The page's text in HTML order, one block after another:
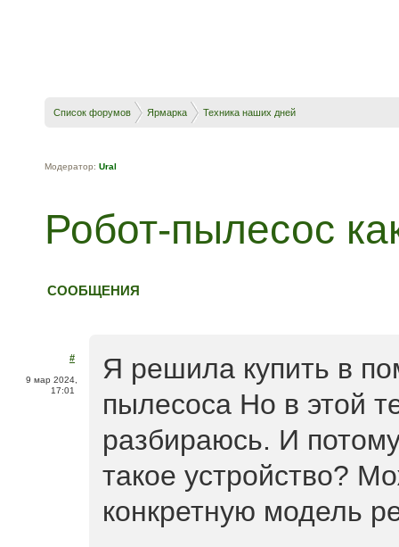
Список форумов Ярмарка Техника наших дней
Модератор: Ural
Робот-пылесос
СООБЩЕНИЯ
#
9 мар 2024,
17:01
Я решила купить в
пылесоса Но в этой
разбираюсь. И
такое устройство?
конкретную модель